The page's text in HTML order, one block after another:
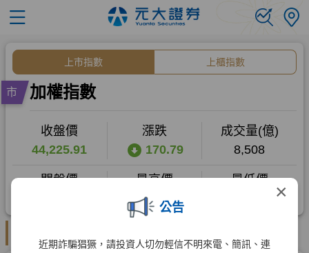
×
公告
近期詐騙猖獗，請投資人切勿輕信不明來電、簡訊、連